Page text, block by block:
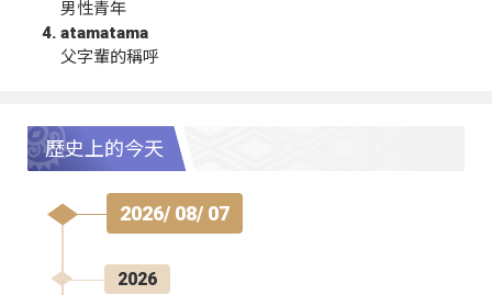
男性青年
atamatama
父字輩的稱呼
歷史上的今天
2026/ 08/ 07
2026